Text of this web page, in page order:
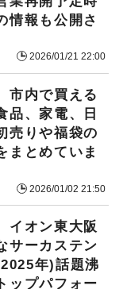
情報も公開さ
2026/01/21 22:00
市内で買える
品、家電、日
売りや福袋の
まとめていま
2026/01/02 21:50
イオン東大阪
サーカステン
年)話題沸
ップパフォー